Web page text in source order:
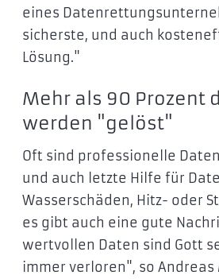
eines
sicherste, und auch
Lösung."
Mehr als 90 Prozent
werden "gelöst"
Oft sind professionelle
und auch letzte Hilfe für
Wasserschäden, Hitz- oder
es gibt auch eine gute
wertvollen Daten sind Gott
immer verloren", so Andreas